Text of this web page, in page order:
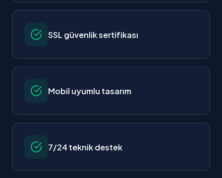
SSL güvenlik sertifikası
Mobil uyumlu tasarım
7/24 teknik destek